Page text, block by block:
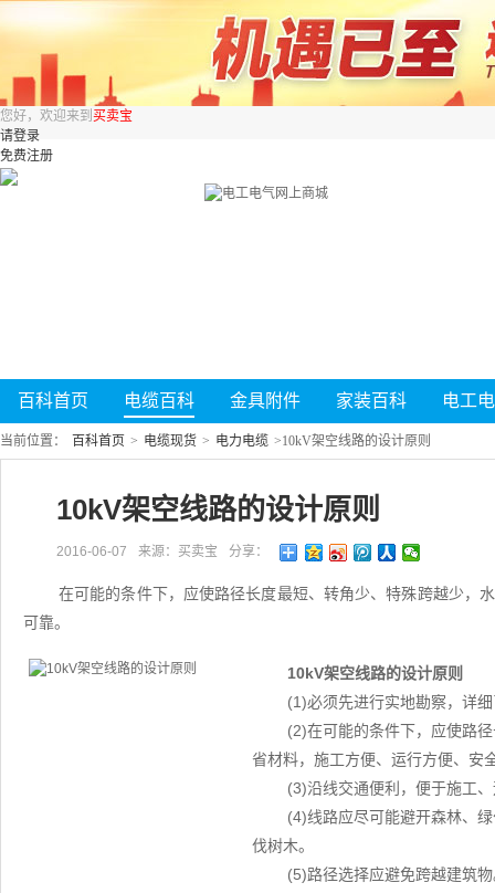
您好，欢迎来到 买卖宝
请登录
免费注册
百科首页 电缆百科 金具附件 家装百科 电工
当前位置： 百科首页 > 电缆现货 > 电力电缆 >10kV架空线路的设计原则
10kV架空线路的设计原则
2016-06-07 来源：买卖宝 分享：
在可能的条件下，应使路径长度最短、转角少、特殊跨越少，
可靠。
10kV架空线路的设计原则
(1)必须先进行实地勘察，详
(2)在可能的条件下，应使路
省材料，施工方便、运行方便、安
(3)沿线交通便利，便于施工
(4)线路应尽可能避开森林、
伐树木。
(5)路径选择应避免跨越建筑